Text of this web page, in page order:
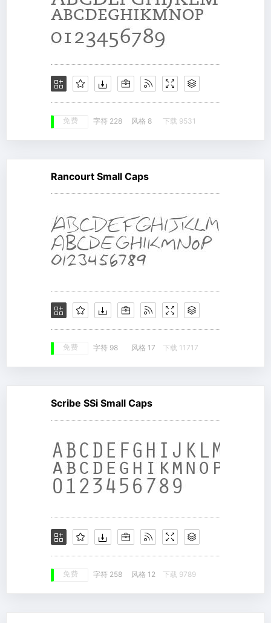
免费 字符 228 风格 8 下载 9531
Rancourt Small Caps
免费 字符 98 风格 17 下载 11717
Scribe SSi Small Caps
免费 字符 258 风格 12 下载 9789